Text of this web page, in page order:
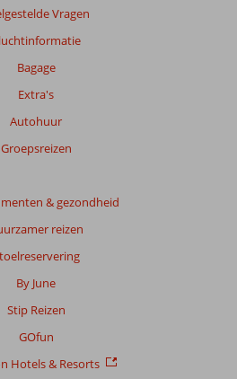
Vragen
Bagage
Extra's
Autohuur
Groepsreizen
& gezondheid
reizen
By June
Stip Reizen
GOfun
Hotels & Resorts